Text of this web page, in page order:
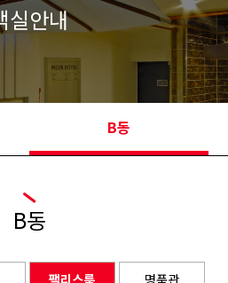
실안내
B동
B동
팰리스룸 명품관